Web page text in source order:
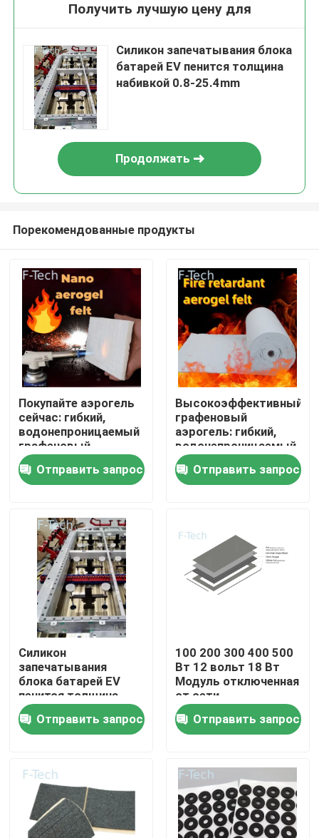
Домой
Продукты
Видеозаписи
VR-шоу
О нас
Экскурсия по заводу
Контроль качества
Новости
Случаи
Получить лучшую цену для
Силикон запечатывания блока
батарей EV пенится толщина
набивкой 0.8-25.4mm
Продолжать
Порекомендованные продукты
Покупайте аэрогель
сейчас: гибкий,
водонепроницаемый
графеновый
аэрогель доступен
для продажи
Отправить запрос
Высокоэффективный
графеновый
аэрогель: гибкий,
водонепроницаемый
и доступный для
продажи
Отправить запрос
Силикон
запечатывания
блока батарей EV
пенится толщина
набивкой 0.8-25.4mm
Отправить запрос
100 200 300 400 500
Вт 12 вольт 18 Вт
Модуль отключенная
от сети
энергетическая
система
Монокристаллическая
Отправить запрос